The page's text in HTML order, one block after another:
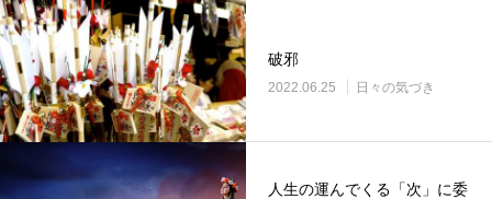
破邪
2022.06.25 日々の気づき
人生の運んでくる「次」に委